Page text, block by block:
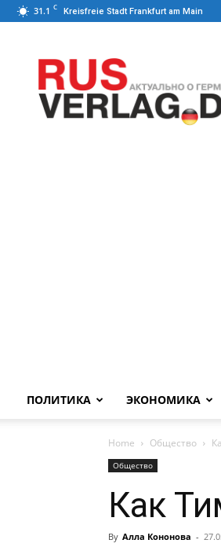
31.1 C Kreisfreie Stadt Frankfurt am Main
ПОЛИТИКА ЭКОНОМИКА
Home Общество
Общество
Как
By Алла Кононова -